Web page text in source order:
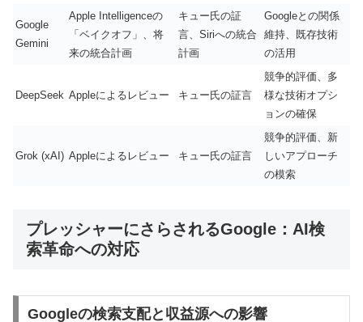
Google
Gemini
Apple Intelligenceの
「ベイクオフ」、将
来の統合計画
キュー氏の証
言、Siriへの統合
計画
Googleとの関係
維持、既存技術
の活用
DeepSeek Appleによるレビュー キュー氏の証言
競争的評価、多
様な技術オプシ
ョンの確保
Grok (xAI) Appleによるレビュー キュー氏の証言
競争的評価、新
しいアプローチ
の模索
プレッシャーにさらされるGoogle：AI検
索革命への対応
Googleの検索支配と収益源への影響